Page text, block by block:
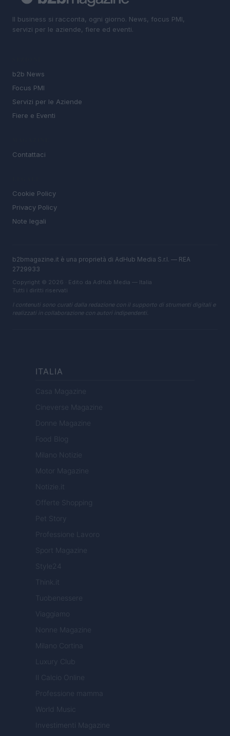
Il business si racconta, ogni giorno. News, focus PMI,
servizi per le aziende, fiere ed eventi.
b2b News
Focus PMI
Servizi per le Aziende
Fiere e Eventi
Contattaci
Cookie Policy
Privacy Policy
Note legali
b2bmagazine.it è una proprietà di AdHub Media S.r.l. — REA
2729933
Copyright © 2026 · Edito da AdHub Media — Italia
Tutti i diritti riservati
I contenuti sono curati dalla redazione con il supporto di strumenti digitali e
realizzati in collaborazione con autori indipendenti.
ITALIA
Casa Magazine
Cineverse Magazine
Donne Magazine
Food Blog
Milano Notizie
Motor Magazine
Notizie.it
Offerte Shopping
Pet Story
Professione Lavoro
Sport Magazine
Style24
Think.it
Tuobenessere
Viaggiamo
Nonne Magazine
Milano Cortina
Luxury Club
Il Calcio Online
Professione mamma
World Music
Investimenti Magazine